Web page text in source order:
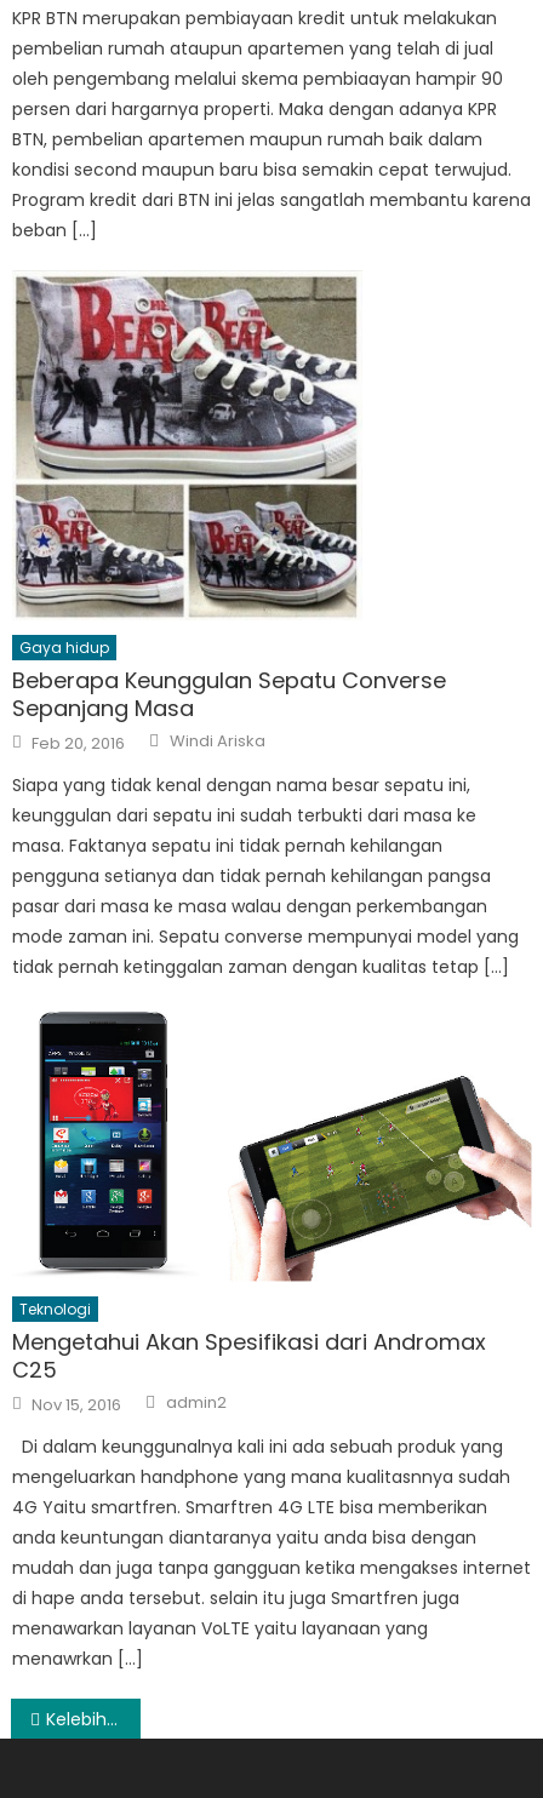
KPR BTN merupakan pembiayaan kredit untuk melakukan
pembelian rumah ataupun apartemen yang telah di jual
oleh pengembang melalui skema pembiaayan hampir 90
persen dari hargarnya properti. Maka dengan adanya KPR
BTN, pembelian apartemen maupun rumah baik dalam
kondisi second maupun baru bisa semakin cepat terwujud.
Program kredit dari BTN ini jelas sangatlah membantu karena
beban […]
Gaya hidup
Beberapa Keunggulan Sepatu Converse
Sepanjang Masa
Posted
on
Feb 20, 2016 Author
Windi Ariska
Siapa yang tidak kenal dengan nama besar sepatu ini,
keunggulan dari sepatu ini sudah terbukti dari masa ke
masa. Faktanya sepatu ini tidak pernah kehilangan
pengguna setianya dan tidak pernah kehilangan pangsa
pasar dari masa ke masa walau dengan perkembangan
mode zaman ini. Sepatu converse mempunyai model yang
tidak pernah ketinggalan zaman dengan kualitas tetap […]
Teknologi
Mengetahui Akan Spesifikasi dari Andromax
C25
Posted
on
Nov 15, 2016 Author
admin2
Di dalam keunggunalnya kali ini ada sebuah produk yang
mengeluarkan handphone yang mana kualitasnnya sudah
4G Yaitu smartfren. Smarftren 4G LTE bisa memberikan
anda keuntungan diantaranya yaitu anda bisa dengan
mudah dan juga tanpa gangguan ketika mengakses internet
di hape anda tersebut. selain itu juga Smartfren juga
menawarkan layanan VoLTE yaitu layanaan yang
menawrkan […]
Post
Kelebihan dan Manfaat Jual Pulsa Online